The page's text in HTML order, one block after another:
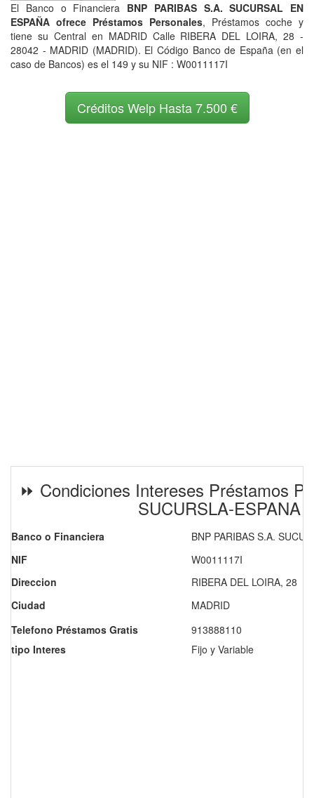
El Banco o Financiera BNP PARIBAS S.A. SUCURSAL EN
ESPAÑA ofrece Préstamos Personales, Préstamos coche y
tiene su Central en MADRID Calle RIBERA DEL LOIRA, 28 -
28042 - MADRID (MADRID). El Código Banco de España (en el
caso de Bancos) es el 149 y su NIF : W0011117I
Créditos Welp Hasta 7.500 €
⏩ Condiciones Intereses Préstamos
SUCURSLA-ESPANA
Banco o Financiera
BNP PARIBAS S.A.
NIF
W0011117I
Direccion
RIBERA DEL LOIRA, 28
Ciudad
MADRID
Telefono Préstamos Gratis
913888110
tipo Interes
Fijo y Variable